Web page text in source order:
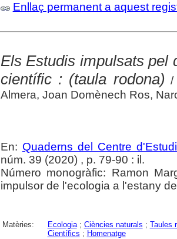
Enllaç permanent a aquest
Els Estudis impulsats pel
científic : (taula rodona) /
Almera, Joan Domènech Ros,
En: Quaderns del Centre
núm. 39 (2020) , p. 79-90 : il.
Número monogràfic: Ramon
impulsor de l'ecologia a l'estany
Matèries: Ecologia; Ciències naturals ; Taules
Científics ; Homenatge